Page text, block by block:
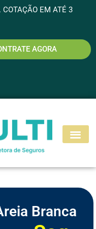
COTAÇÃO EM ATÉ 3
AGORA
TO
Branca